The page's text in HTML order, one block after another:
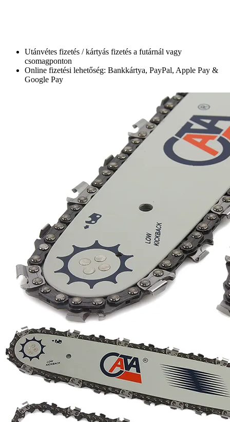
Utánvétes fizetés / kártyás fizetés a futárnál vagy
csomagponton
Online fizetési lehetőség: Bankkártya, PayPal, Apple Pay &
Google Pay